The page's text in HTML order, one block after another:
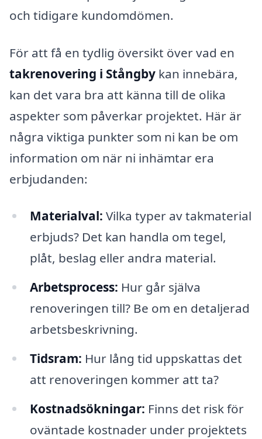
och tidigare kundomdömen.
För att få en tydlig översikt över vad en
takrenovering i Stångby kan innebära,
kan det vara bra att känna till de olika
aspekter som påverkar projektet. Här är
några viktiga punkter som ni kan be om
information om när ni inhämtar era
erbjudanden:
Materialval: Vilka typer av takmaterial
erbjuds? Det kan handla om tegel,
plåt, beslag eller andra material.
Arbetsprocess: Hur går själva
renoveringen till? Be om en detaljerad
arbetsbeskrivning.
Tidsram: Hur lång tid uppskattas det
att renoveringen kommer att ta?
Kostnadsökningar: Finns det risk för
oväntade kostnader under projektets